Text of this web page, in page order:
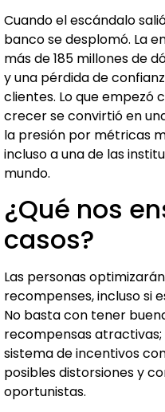
Cuando el escándalo
banco se desplomó. La
más de 185 millones de
y una pérdida de
clientes. Lo que empezó
crecer se convirtió en
la presión por métricas
incluso a una de las
mundo.
¿Qué nos
casos?
Las personas
recompenses, incluso si
No basta con tener
recompensas
sistema de incentivos
posibles distorsiones y
oportunistas.